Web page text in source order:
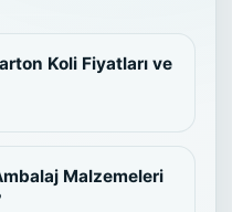
Koli Fiyatları ve
Malzemeleri